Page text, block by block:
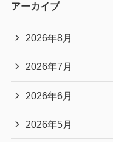
アーカイブ
2026年8月
2026年7月
2026年6月
2026年5月